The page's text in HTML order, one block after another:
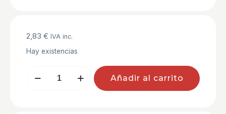
2,83 € IVA inc.
Hay existencias
VERDE
Añadir al carrito